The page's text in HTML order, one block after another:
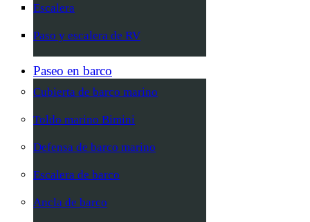
Escalera
Paso y escalera de RV
Paseo en barco
Cubierta de barco marino
Toldo marino Bimini
Defensa de barco marino
Escalera de barco
Ancla de barco